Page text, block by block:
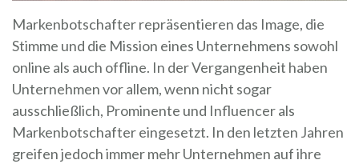
Markenbotschafter repräsentieren das Image, die
Stimme und die Mission eines Unternehmens sowohl
online als auch offline. In der Vergangenheit haben
Unternehmen vor allem, wenn nicht sogar
ausschließlich, Prominente und Influencer als
Markenbotschafter eingesetzt. In den letzten Jahren
greifen jedoch immer mehr Unternehmen auf ihre